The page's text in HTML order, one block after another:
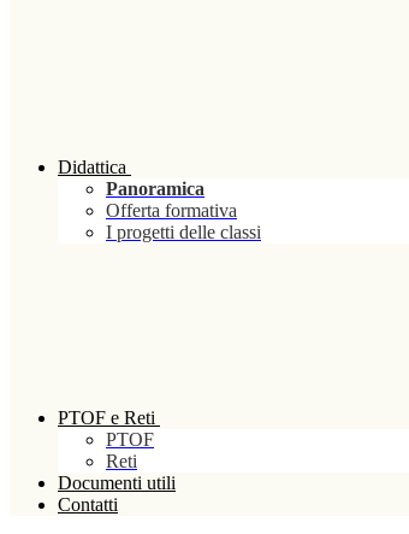
Didattica
Panoramica
Offerta formativa
I progetti delle classi
PTOF e Reti
PTOF
Reti
Documenti utili
Contatti